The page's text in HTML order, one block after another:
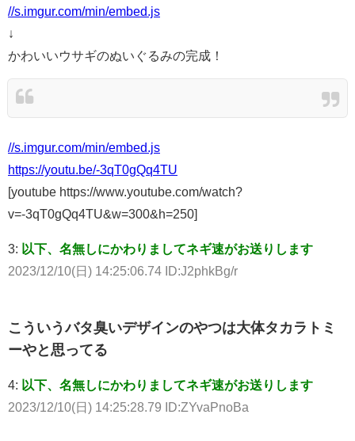
//s.imgur.com/min/embed.js
↓
かわいいウサギのぬいぐるみの完成！
//s.imgur.com/min/embed.js
https://youtu.be/-3qT0gQq4TU
[youtube https://www.youtube.com/watch?
v=-3qT0gQq4TU&w=300&h=250]
3: 以下、名無しにかわりましてネギ速がお送りします
2023/12/10(日) 14:25:06.74 ID:J2phkBg/r
こういうバタ臭いデザインのやつは大体タカラトミ
ーやと思ってる
4: 以下、名無しにかわりましてネギ速がお送りします
2023/12/10(日) 14:25:28.79 ID:ZYvaPnoBa